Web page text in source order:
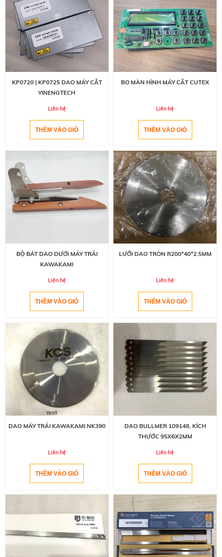
KP0720 | KP0725 DAO MÁY CẮT
YINENGTECH
Liên hệ
BO MÀN HÌNH MÁY CẮT CUTEX
Liên hệ
BỘ BÁT DAO DƯỚI MÁY TRẢI
KAWAKAMI
Liên hệ
LƯỠI DAO TRÒN R200*40*2.5MM
Liên hệ
DAO MÁY TRẢI KAWAKAMI NK390
Liên hệ
DAO BULLMER 109148, KÍCH
THƯỚC 95X6X2MM
Liên hệ